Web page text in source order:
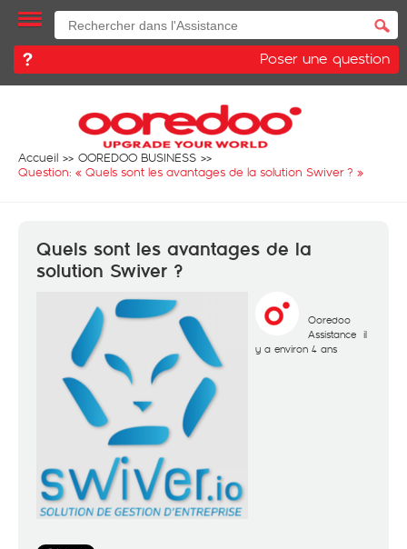
Poser une question
Accueil
OOREDOO BUSINESS
Question: « Quels sont les avantages de la solution Swiver ? »
Quels sont les avantages de la
solution Swiver ?
Ooredoo
Assistance il
y a environ 4 ans